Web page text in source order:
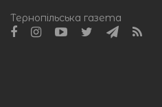
Тернопільська газета